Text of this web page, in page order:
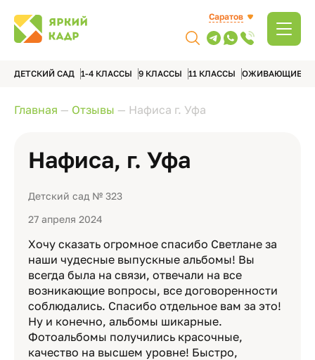
Саратов
ДЕТСКИЙ САД 1-4 КЛАССЫ 9 КЛАССЫ 11 КЛАССЫ ОЖИВАЮЩИЕ
Главная — Отзывы — Нафиса г. Уфа
Нафиса, г. Уфа
Детский сад № 323
27 апреля 2024
Хочу сказать огромное спасибо Светлане за
наши чудесные выпускные альбомы! Вы
всегда была на связи, отвечали на все
возникающие вопросы, все договоренности
соблюдались. Спасибо отдельное вам за это!
Ну и конечно, альбомы шикарные.
Фотоальбомы получились красочные,
качество на высшем уровне! Быстро,